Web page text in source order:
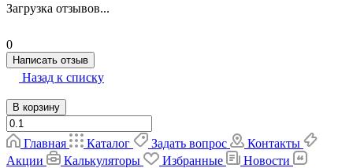
Загрузка отзывов...
0
Написать отзыв
Назад к списку
В корзину
Главная Каталог Задать вопрос
Контакты
Акции
Калькуляторы Избранные
Новости